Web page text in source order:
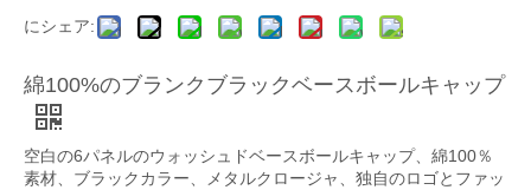
にシェア:
綿100%のブランクブラックベースボールキャップ
空白の6パネルのウォッシュドベースボールキャップ、綿100％
素材、ブラックカラー、メタルクロージャ、独自のロゴとファッ